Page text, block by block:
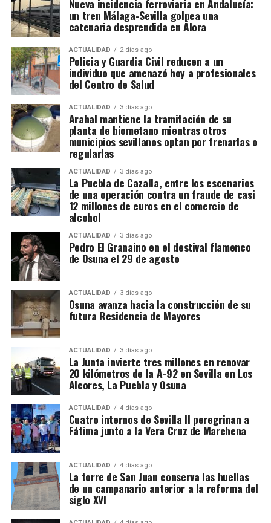
construir en una rinconada formada por la «muralla
redonda» de la Plaza de los Hortelanos. Antonio
García Pargañeda recibió cuatro varas en los
Arquillos de la Rosa con obligación de edificar en
quince días. Pedro del Campillo solicitó intervenir
sobre un «terraplén intermedio entre las murallas».
El siglo XIX transforma
definitivamente la relación entre
muralla y ciudad
El proceso de ocupación fue acompañado por otro
fenómeno: la demolición de los tramos que
dificultaban la circulación y la expansión urbana.
Bellido señala que durante el siglo XIX se
produjeron importantes destrucciones:
buena parte de la Puerta de Osuna, se abrió la calle
San Francisco cortando el recinto,la apertura de la
calle Zurbarán afectó al lienzo que comunicaba el
recinto principal con la Alcazaba y también
se ha saldado por el momento con 13 personas
detenidas y otras cuatro investigadas. Hacienda
calcula provisionalmente en 11,9 millones de euros
las cuotas de IVA presuntamente defraudadas
durante los ejercicios fiscales comprendidos entre
2018 y 2025. La cifra, advierten los investigadores,
todavía podría aumentar a medida que se estudie la
documentación intervenida.
Registros en La Puebla de Cazalla
La conexión con La Puebla no es meramente
territorial. La fase operativa se desarrolló el pasado
14 de julio de 2026 y comprendió nueve entradas y
registros en sociedades mercantiles situadas en La
Puebla de Cazalla, Valencia, Badajoz y Córdoba,
además del registro de un domicilio particular en La
Puebla de Cazalla. La información oficial no precisa,
al menos por ahora, cuántas de las nueve empresas
registradas se encontraban concretamente en el
municipio sevillano, por lo que no sería correcto
atribuir a La Puebla la totalidad de esos registros.
La operación se desarrolló bajo la dirección de la
Sección Civil y de Instrucción del Tribunal de
Instancia de Morón de la Frontera, plaza número 2,
órgano judicial competente en la investigación. La
existencia y actual denominación de este Tribunal
de Instancia está igualmente recogida por el
Ministerio de Justicia.
Una estructura de más de treinta
sociedades
Detrás de las operaciones aparentemente ordinarias
de importación y distribución de alcohol, los
Nueva incidencia ferroviaria en Andalucía:
un tren Málaga-Sevilla golpea una
catenaria desprendida en Álora
ACTUALIDAD 2 días ago
Policia y Guardia Civil reducen a un
individuo que amenazó hoy a profesionales
del Centro de Salud
ACTUALIDAD 3 días ago
Arahal mantiene la tramitación de su
planta de biometano mientras otros
municipios sevillanos optan por frenarlas o
regularlas
ACTUALIDAD 3 días ago
La Puebla de Cazalla, entre los escenarios
de una operación contra un fraude de casi
12 millones de euros en el comercio de
alcohol
ACTUALIDAD 3 días ago
Pedro El Granaino en el destival flamenco
de Osuna el 29 de agosto
ACTUALIDAD 3 días ago
Osuna avanza hacia la construcción de su
futura Residencia de Mayores
ACTUALIDAD 3 días ago
La Junta invierte tres millones en renovar
20 kilómetros de la A-92 en Sevilla en Los
Alcores, La Puebla y Osuna
ACTUALIDAD 4 días ago
Cuatro internos de Sevilla II peregrinan a
Fátima junto a la Vera Cruz de Marchena
ACTUALIDAD 4 días ago
La torre de San Juan conserva las huellas
de un campanario anterior a la reforma del
siglo XVI